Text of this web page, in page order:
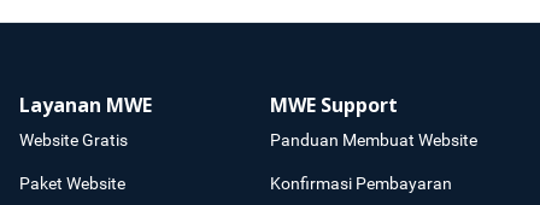
Layanan MWE
Website Gratis
Paket Website
MWE Support
Panduan Membuat Website
Konfirmasi Pembayaran